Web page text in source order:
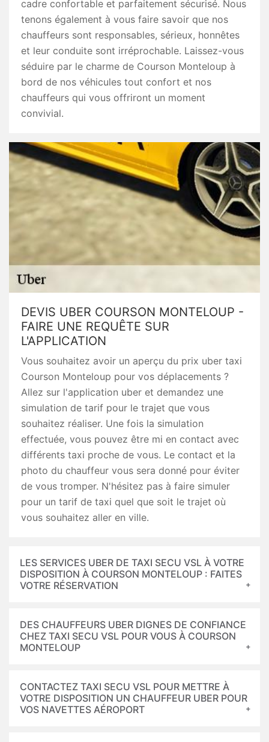
cadre confortable et parfaitement sécurisé. Nous
tenons également à vous faire savoir que nos
chauffeurs sont responsables, sérieux, honnêtes
et leur conduite sont irréprochable. Laissez-vous
séduire par le charme de Courson Monteloup à
bord de nos véhicules tout confort et nos
chauffeurs qui vous offriront un moment
convivial.
DEVIS UBER COURSON MONTELOUP -
FAIRE UNE REQUÊTE SUR
L'APPLICATION
Vous souhaitez avoir un aperçu du prix uber taxi
Courson Monteloup pour vos déplacements ?
Allez sur l'application uber et demandez une
simulation de tarif pour le trajet que vous
souhaitez réaliser. Une fois la simulation
effectuée, vous pouvez être mi en contact avec
différents taxi proche de vous. Le contact et la
photo du chauffeur vous sera donné pour éviter
de vous tromper. N'hésitez pas à faire simuler
pour un tarif de taxi quel que soit le trajet où
vous souhaitez aller en ville.
LES SERVICES UBER DE TAXI SECU VSL À VOTRE
DISPOSITION À COURSON MONTELOUP : FAITES
VOTRE RÉSERVATION
DES CHAUFFEURS UBER DIGNES DE CONFIANCE
CHEZ TAXI SECU VSL POUR VOUS À COURSON
MONTELOUP
CONTACTEZ TAXI SECU VSL POUR METTRE À
VOTRE DISPOSITION UN CHAUFFEUR UBER POUR
VOS NAVETTES AÉROPORT